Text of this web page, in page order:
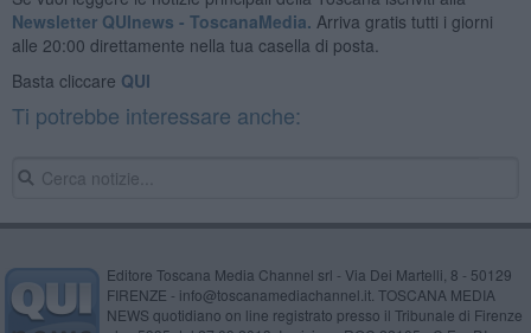
Newsletter QUInews - ToscanaMedia. Arriva gratis tutti i giorni
alle 20:00 direttamente nella tua casella di posta.
Basta cliccare QUI
Ti potrebbe interessare anche:
Editore Toscana Media Channel srl - Via Dei Martelli, 8 - 50129
FIRENZE - info@toscanamediachannel.it. TOSCANA MEDIA
NEWS quotidiano on line registrato presso il Tribunale di Firenze